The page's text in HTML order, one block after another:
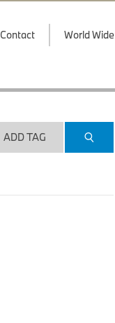
Contact World Wide
ADD TAG